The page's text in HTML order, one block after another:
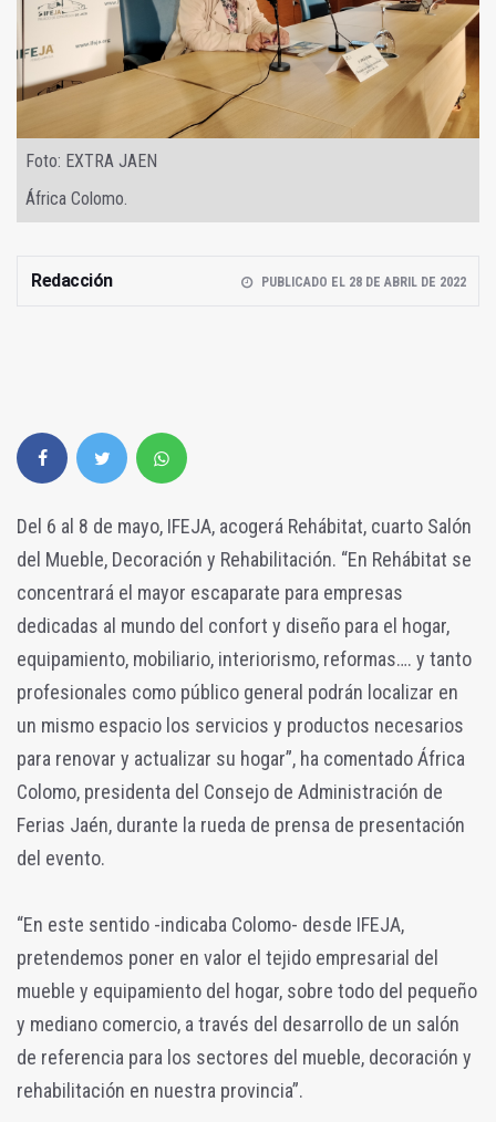
Foto: EXTRA JAEN
África Colomo.
Redacción PUBLICADO EL 28 DE ABRIL DE 2022
Del 6 al 8 de mayo, IFEJA, acogerá Rehábitat, cuarto Salón
del Mueble, Decoración y Rehabilitación. “En Rehábitat se
concentrará el mayor escaparate para empresas
dedicadas al mundo del confort y diseño para el hogar,
equipamiento, mobiliario, interiorismo, reformas…. y tanto
profesionales como público general podrán localizar en
un mismo espacio los servicios y productos necesarios
para renovar y actualizar su hogar”, ha comentado África
Colomo, presidenta del Consejo de Administración de
Ferias Jaén, durante la rueda de prensa de presentación
del evento.
“En este sentido -indicaba Colomo- desde IFEJA,
pretendemos poner en valor el tejido empresarial del
mueble y equipamiento del hogar, sobre todo del pequeño
y mediano comercio, a través del desarrollo de un salón
de referencia para los sectores del mueble, decoración y
rehabilitación en nuestra provincia”.